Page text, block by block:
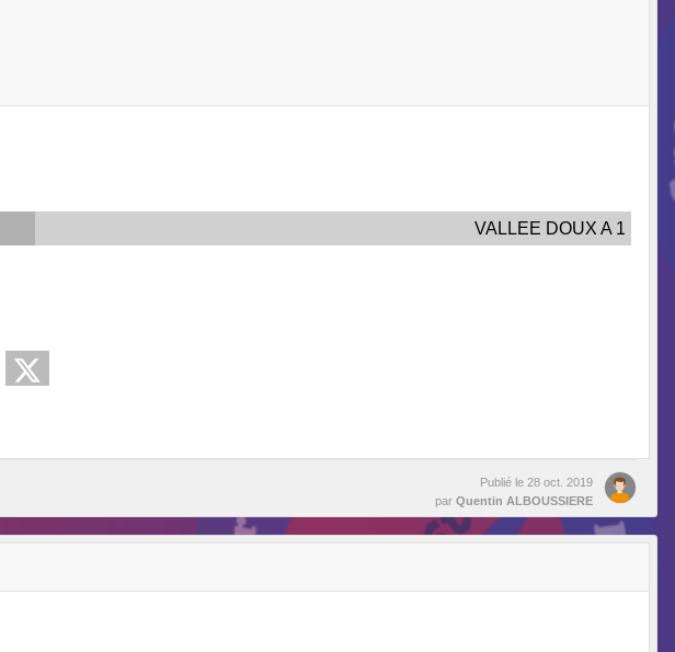
VALLEE DOUX A 1
Publié le 28 oct. 2019
par Quentin ALBOUSSIERE